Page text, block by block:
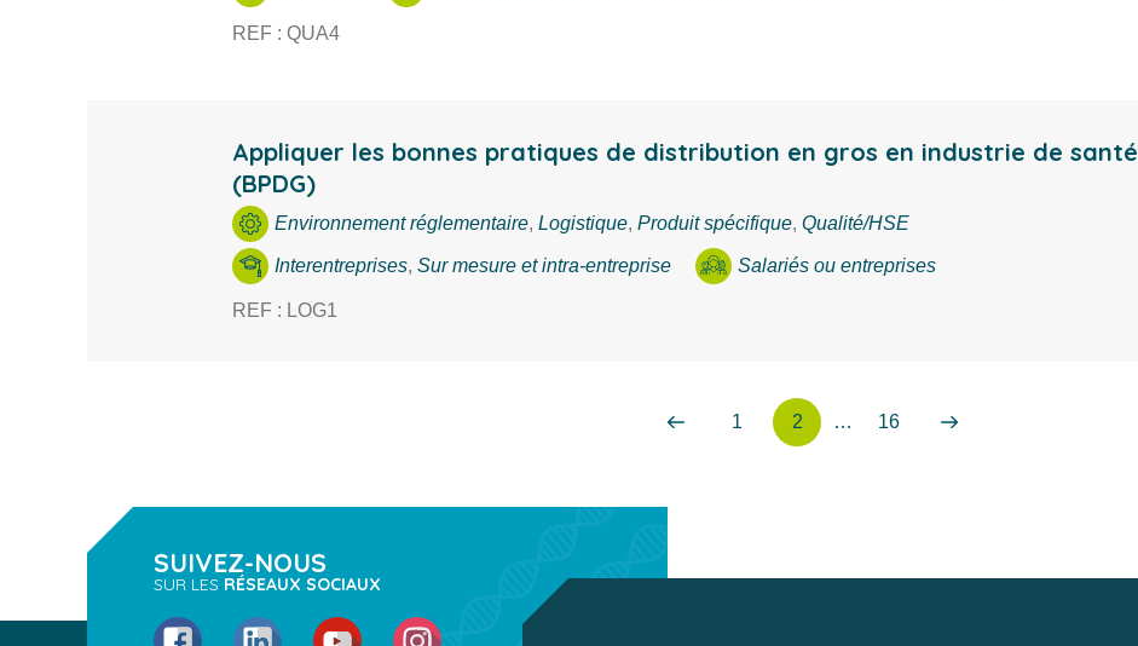
REF : QUA4
Appliquer les bonnes pratiques de distribution en gros en industrie de santé
(BPDG)
Environnement réglementaire, Logistique, Produit spécifique, Qualité/HSE
Interentreprises, Sur mesure et intra-entreprise Salariés ou entreprises
REF : LOG1
Page
1
Page
2 … 16
SUIVEZ-NOUS
SUR LES RÉSEAUX SOCIAUX
FacebookLinkedIn YouTube Instagram